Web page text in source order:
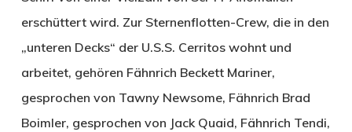
erschüttert wird. Zur Sternenflotten-Crew, die in den
„unteren Decks“ der U.S.S. Cerritos wohnt und
arbeitet, gehören Fähnrich Beckett Mariner,
gesprochen von Tawny Newsome, Fähnrich Brad
Boimler, gesprochen von Jack Quaid, Fähnrich Tendi,